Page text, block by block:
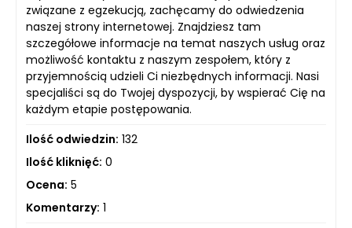
związane z egzekucją, zachęcamy do odwiedzenia
naszej strony internetowej. Znajdziesz tam
szczegółowe informacje na temat naszych usług oraz
możliwość kontaktu z naszym zespołem, który z
przyjemnością udzieli Ci niezbędnych informacji. Nasi
specjaliści są do Twojej dyspozycji, by wspierać Cię na
każdym etapie postępowania.
Ilość odwiedzin: 132
Ilość kliknięć: 0
Ocena: 5
Komentarzy: 1